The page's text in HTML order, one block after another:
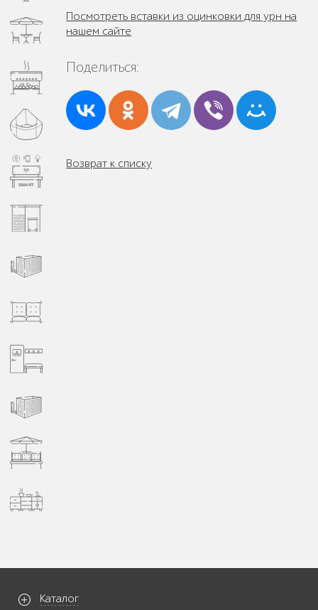
Посмотреть вставки из оцинковки для урн на
нашем сайте
Поделиться:
Возврат к списку
Каталог